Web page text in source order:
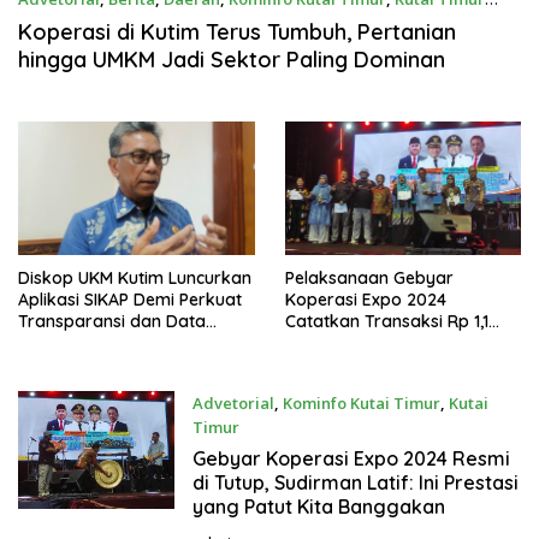
November 27, 2025
Koperasi di Kutim Terus Tumbuh, Pertanian
hingga UMKM Jadi Sektor Paling Dominan
Diskop UKM Kutim Luncurkan
Aplikasi SIKAP Demi Perkuat
Transparansi dan Data
Pelaksanaan Gebyar
Koperasi Expo 2024
Catatkan Transaksi Rp 1,1
Advetorial Kominfo Kutai Timur, Kutai
Timur
Mei 11, 2024
Gebyar Koperasi Expo 2024 Resmi
di Tutup, Sudirman Latif: Ini Prestasi
yang Patut Kita Banggakan